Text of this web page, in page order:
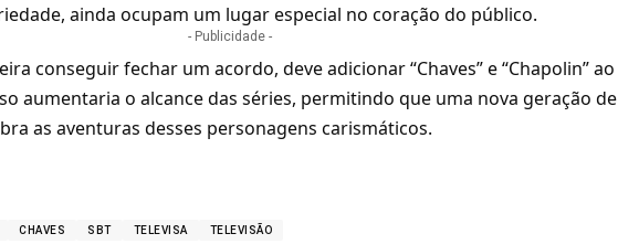
ainda ocupam um lugar especial no coração do público.
- Publicidade -
conseguir fechar um acordo, deve adicionar “Chaves” e “Chapolin” ao
aumentaria o alcance das séries, permitindo que uma nova geração de
as aventuras desses personagens carismáticos.
CHAVES SBT TELEVISA TELEVISÃO